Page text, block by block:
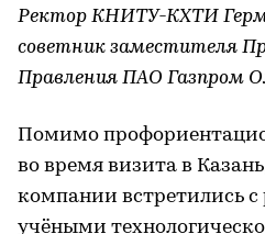
Ректор КНИТУ-КХТИ
советник заместителя
Правления ПАО Газпром
Помимо
во время визита в
компании встретились с
учёными